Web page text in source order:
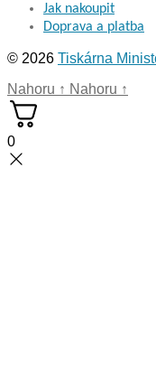
Jak nakoupit
Doprava a platba
© 2026 Tiskárna
Nahoru ↑ Nahoru ↑
0